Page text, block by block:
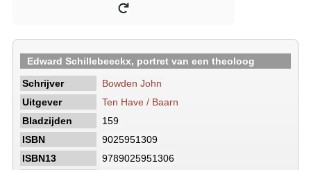
Edward Schillebeeckx, portret van een theoloog
Schrijver
Bowden John
Uitgever
Ten Have / Baarn
Bladzijden
159
ISBN
9025951309
ISBN13
9789025951306